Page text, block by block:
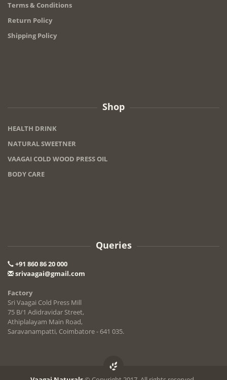
Terms & Conditions
Return Policy
Shipping Policy
Shop
HEALTH DRINK
NATURAL SWEETNER
VAAGAI COLD WOOD PRESS OIL
BODY CARE
Queries
+91 860 86 20 000
srivaagai@gmail.com
Factory
Sri Vaagai Cold Press Mill
75 B/1 Adidravidar Street,
Athiplalayam Main Road,
Saravanampatti, Coimbatore - 641 035.